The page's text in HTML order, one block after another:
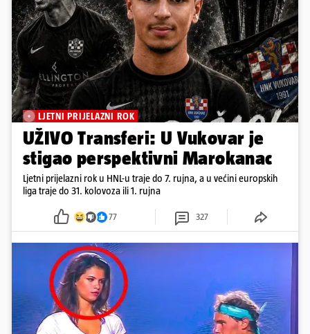
LJETNI PRIJELAZNI ROK
UŽIVO Transferi: U Vukovar je
stigao perspektivni Marokanac
Ljetni prijelazni rok u HNL-u traje do 7. rujna, a u većini europskih
liga traje do 31. kolovoza ili 1. rujna
77 327